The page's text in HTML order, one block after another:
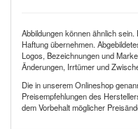
Abbildungen können ähnlich
Haftung übernehmen.
Logos, Bezeichnungen und
Änderungen, Irrtümer und
Die in unserem Onlineshop
Preisempfehlungen des
dem Vorbehalt möglicher